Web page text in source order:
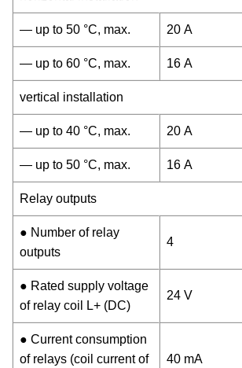
— up to 50 °C, max. 20 A
— up to 60 °C, max. 16 A
vertical installation
— up to 40 °C, max. 20 A
— up to 50 °C, max. 16 A
Relay outputs
● Number of relay
outputs
4
● Rated supply voltage
of relay coil L+ (DC)
24 V
● Current consumption
of relays (coil current of
40 mA